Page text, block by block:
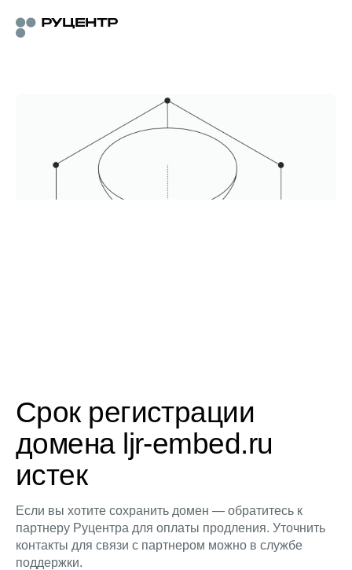
Срок регистрации
домена ljr-embed.ru
истек
Если вы хотите сохранить домен — обратитесь к
партнеру Руцентра для оплаты продления. Уточнить
контакты для связи с партнером можно в службе
поддержки.